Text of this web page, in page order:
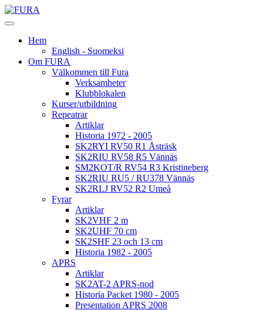
Hem
English - Suomeksi
Om FURA
Välkommen till Fura
Verksamheter
Klubblokalen
Kurser/utbildning
Repeatrar
Artiklar
Historia 1972 - 2005
SK2RYI RV50 R1 Åsträsk
SK2RIU RV58 R5 Vännäs
SM2KOT/R RV54 R3 Kristineberg
SK2RIU RU5 / RU378 Vännäs
SK2RLJ RV52 R2 Umeå
Fyrar
Artiklar
SK2VHF 2 m
SK2UHF 70 cm
SK2SHF 23 och 13 cm
Historia 1982 - 2005
APRS
Artiklar
SK2AT-2 APRS-nod
Historia Packet 1980 - 2005
Presentation APRS 2008